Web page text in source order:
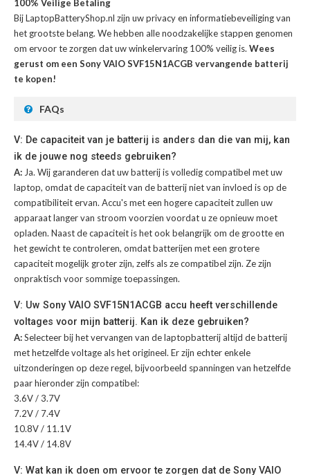
100% Veilige Betaling
Bij LaptopBatteryShop.nl zijn uw privacy en informatiebeveiliging van
het grootste belang. We hebben alle noodzakelijke stappen genomen
om ervoor te zorgen dat uw winkelervaring 100% veilig is. Wees
gerust om een Sony VAIO SVF15N1ACGB vervangende batterij
te kopen!
FAQs
V: De capaciteit van je batterij is anders dan die van mij, kan
ik de jouwe nog steeds gebruiken?
A: Ja. Wij garanderen dat uw batterij is volledig compatibel met uw
laptop, omdat de capaciteit van de batterij niet van invloed is op de
compatibiliteit ervan. Accu's met een hogere capaciteit zullen uw
apparaat langer van stroom voorzien voordat u ze opnieuw moet
opladen. Naast de capaciteit is het ook belangrijk om de grootte en
het gewicht te controleren, omdat batterijen met een grotere
capaciteit mogelijk groter zijn, zelfs als ze compatibel zijn. Ze zijn
onpraktisch voor sommige toepassingen.
V: Uw Sony VAIO SVF15N1ACGB accu heeft verschillende
voltages voor mijn batterij. Kan ik deze gebruiken?
A:Selecteer bij het vervangen van de laptopbatterij altijd de batterij
met hetzelfde voltage als het origineel. Er zijn echter enkele
uitzonderingen op deze regel, bijvoorbeeld spanningen van hetzelfde
paar hieronder zijn compatibel:
3.6V / 3.7V
7.2V / 7.4V
10.8V / 11.1V
14.4V / 14.8V
V: Wat kan ik doen om ervoor te zorgen dat de Sony VAIO